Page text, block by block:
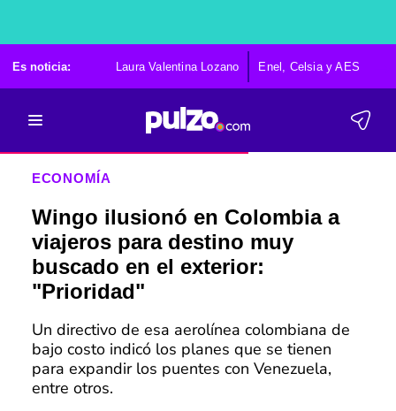
Es noticia: Laura Valentina Lozano Enel, Celsia y AES
ECONOMÍA
Wingo ilusionó en Colombia a
viajeros para destino muy
buscado en el exterior:
"Prioridad"
Un directivo de esa aerolínea colombiana de
bajo costo indicó los planes que se tienen
para expandir los puentes con Venezuela,
entre otros.